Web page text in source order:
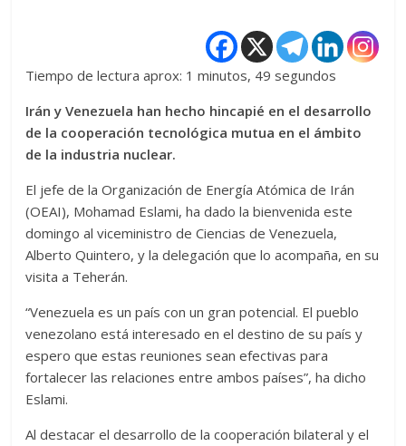
Tiempo de lectura aprox: 1 minutos, 49 segundos
Irán y Venezuela han hecho hincapié en el desarrollo
de la cooperación tecnológica mutua en el ámbito
de la industria nuclear.
El jefe de la Organización de Energía Atómica de Irán
(OEAI), Mohamad Eslami, ha dado la bienvenida este
domingo al viceministro de Ciencias de Venezuela,
Alberto Quintero, y la delegación que lo acompaña, en su
visita a Teherán.
“Venezuela es un país con un gran potencial. El pueblo
venezolano está interesado en el destino de su país y
espero que estas reuniones sean efectivas para
fortalecer las relaciones entre ambos países”, ha dicho
Eslami.
Al destacar el desarrollo de la cooperación bilateral y el